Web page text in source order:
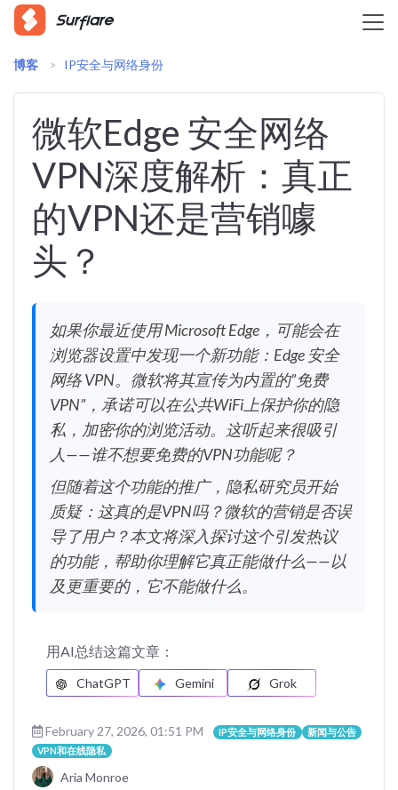
博客 > IP安全与网络身份
微软Edge 安全网络
VPN深度解析：真正
的VPN还是营销噱
头？
如果你最近使用 Microsoft Edge，可能会在
浏览器设置中发现一个新功能：Edge 安全
网络 VPN。微软将其宣传为内置的”免费
VPN”，承诺可以在公共WiFi上保护你的隐
私，加密你的浏览活动。这听起来很吸引
人——谁不想要免费的VPN功能呢？
但随着这个功能的推广，隐私研究员开始
质疑：这真的是VPN吗？微软的营销是否误
导了用户？本文将深入探讨这个引发热议
的功能，帮助你理解它真正能做什么——以
及更重要的，它不能做什么。
用AI总结这篇文章：
ChatGPT Gemini Grok
February 27, 2026, 01:51 PM IP安全与网络身份
新闻与公告
VPN和在线隐私
Aria Monroe